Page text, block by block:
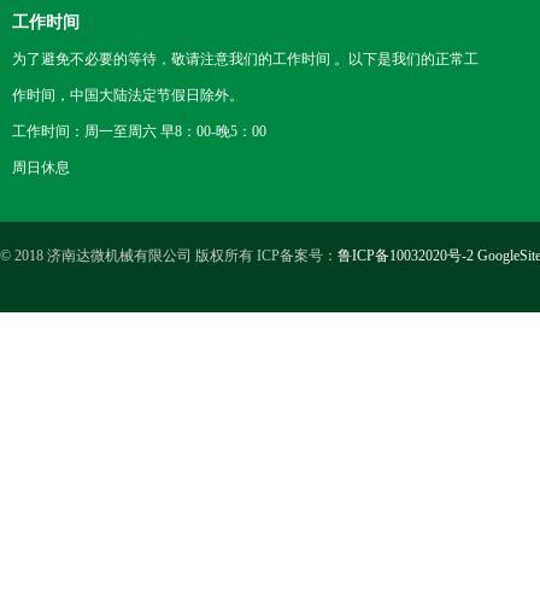
工作时间
为了避免不必要的等待，敬请注意我们的工作时间 。以下是我们的正常工
作时间，中国大陆法定节假日除外。
工作时间：周一至周六 早8：00-晚5：00
周日休息
© 2018 济南达微机械有限公司 版权所有 ICP备案号： 鲁ICP备10032020号-2